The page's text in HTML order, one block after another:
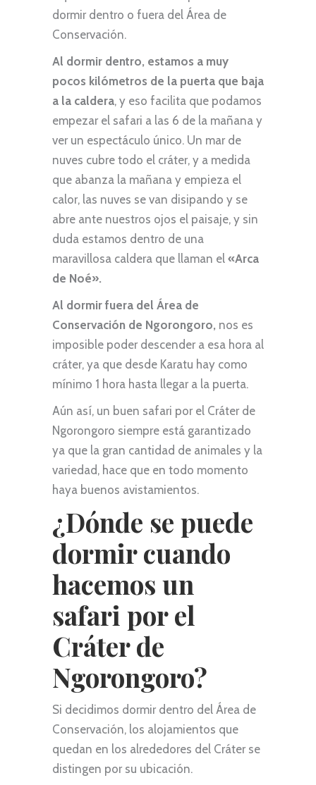
dormir dentro o fuera del Área de
Conservación.
Al dormir dentro, estamos a muy
pocos kilómetros de la puerta que baja
a la caldera, y eso facilita que podamos
empezar el safari a las 6 de la mañana y
ver un espectáculo único. Un mar de
nuves cubre todo el cráter, y a medida
que abanza la mañana y empieza el
calor, las nuves se van disipando y se
abre ante nuestros ojos el paisaje, y sin
duda estamos dentro de una
maravillosa caldera que llaman el «Arca
de Noé».
Al dormir fuera del Área de
Conservación de Ngorongoro, nos es
imposible poder descender a esa hora al
cráter, ya que desde Karatu hay como
mínimo 1 hora hasta llegar a la puerta.
Aún así, un buen safari por el Cráter de
Ngorongoro siempre está garantizado
ya que la gran cantidad de animales y la
variedad, hace que en todo momento
haya buenos avistamientos.
¿Dónde se puede
dormir cuando
hacemos un
safari por el
Cráter de
Ngorongoro?
Si decidimos dormir dentro del Área de
Conservación, los alojamientos que
quedan en los alrededores del Cráter se
distingen por su ubicación.